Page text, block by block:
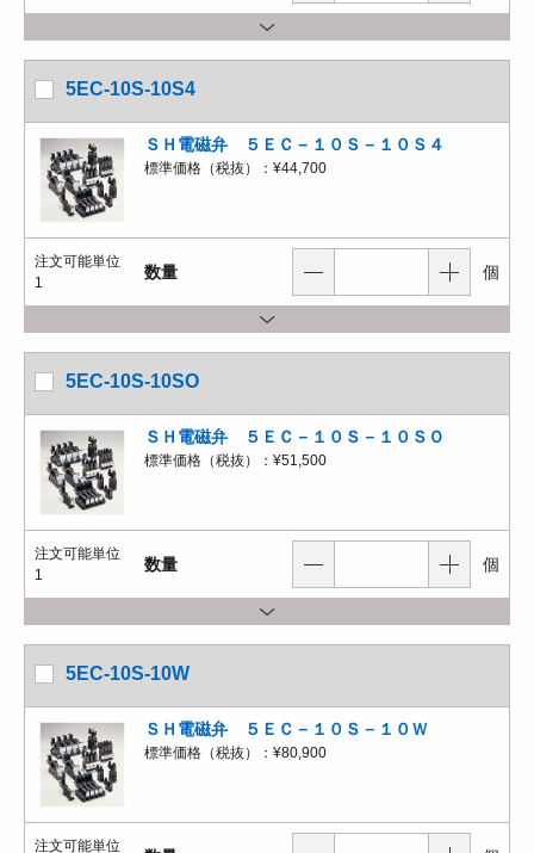
5EC-10S-10S4
ＳＨ電磁弁 ５ＥＣ－１０Ｓ－１０Ｓ４
標準価格（税抜）： ¥44,700
注文可能単位
1
数量 個
5EC-10S-10SO
ＳＨ電磁弁 ５ＥＣ－１０Ｓ－１０ＳＯ
標準価格（税抜）： ¥51,500
注文可能単位
1
数量 個
5EC-10S-10W
ＳＨ電磁弁 ５ＥＣ－１０Ｓ－１０Ｗ
標準価格（税抜）： ¥80,900
注文可能単位